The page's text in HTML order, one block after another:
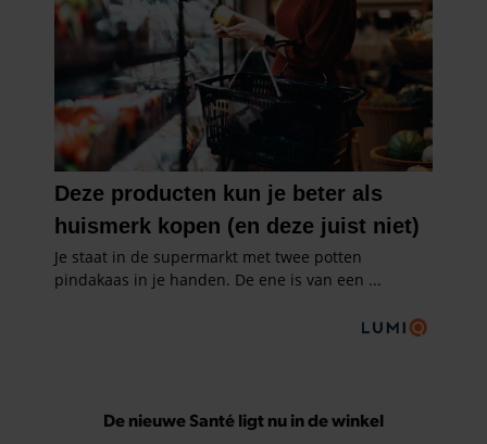
De nieuwe Santé ligt nu in de winkel